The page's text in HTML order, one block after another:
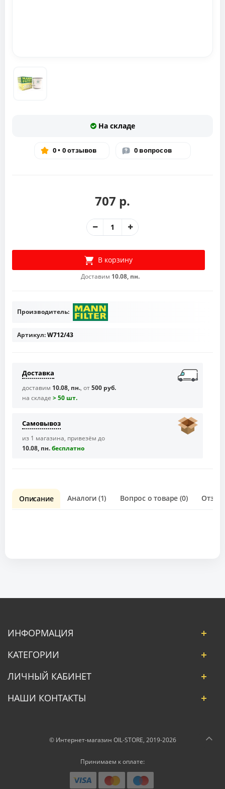
На складе
0 • 0 отзывов 0 вопросов
707 р.
В корзину
Доставим 10.08, пн.
Производитель:
Артикул:W712/43
Доставка
доставим 10.08, пн., от500 руб.
на складе > 50 шт.
Самовывоз
из 1 магазина, привезём до
10.08, пн.бесплaтно
Описание Аналоги (1) Вопрос о товаре (0)
ИНФОРМАЦИЯ
КАТЕГОРИИ
ЛИЧНЫЙ КАБИНЕТ
НАШИ КОНТАКТЫ
© Интернет-магазин OIL-STORE, 2019-2026
Принимаем к оплате: